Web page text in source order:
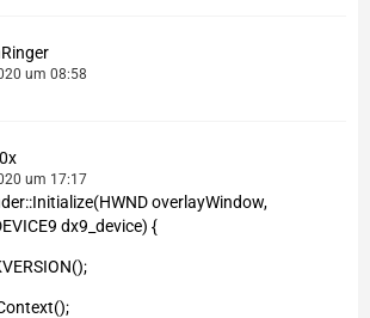
um 08:58
um 17:17
overlayWindow,
dx9_device) {